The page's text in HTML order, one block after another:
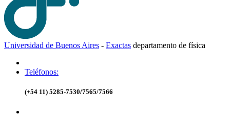
Universidad de Buenos Aires - Exactas departamento de física
Teléfonos:
(+54 11) 5285-7530/7565/7566